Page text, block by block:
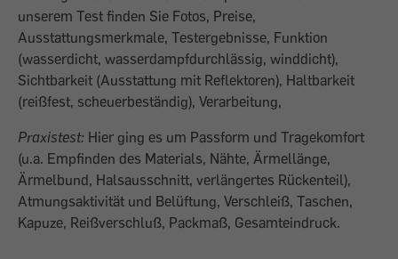
unserem Test finden Sie Fotos, Preise,
Ausstattungsmerkmale, Testergebnisse, Funktion
(wasserdicht, wasserdampfdurchlässig, winddicht),
Sichtbarkeit (Ausstattung mit Reflektoren), Haltbarkeit
(reißfest, scheuerbeständig), Verarbeitung,
Praxistest: Hier ging es um Passform und Tragekomfort
(u.a. Empfinden des Materials, Nähte, Ärmellänge,
Ärmelbund, Halsausschnitt, verlängertes Rückenteil),
Atmungsaktivität und Belüftung, Verschleiß, Taschen,
Kapuze, Reißverschluß, Packmaß, Gesamteindruck.